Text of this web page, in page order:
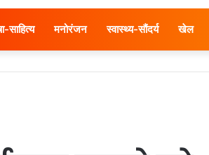
साहित्य मनोरंजन स्वास्थ्य-सौंदर्य खेल